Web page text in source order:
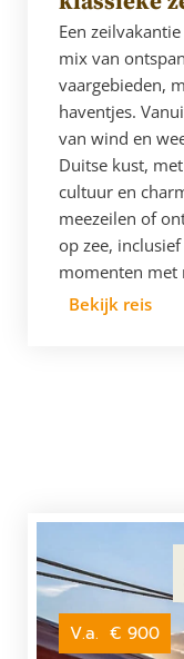
Een
mix van
vaargebieden,
haventjes.
van wind en
Duitse kust,
cultuur en
meezeilen of
op zee,
momenten met
Bekijk reis
V.a. € 900